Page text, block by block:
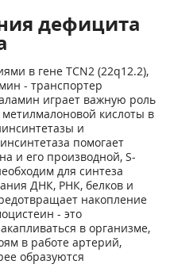
дефицита
в гене TCN2 (22q12.2),
- транспортер
играет важную роль
кислоты в
и
помогает
и его производной, S-
для синтеза
ДНК, РНК, белков и
накопление
- это
в организме,
в работе артерий,
образуются